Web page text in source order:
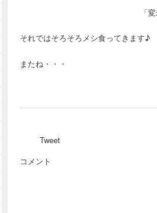
「
それではそろそろメシ食ってきます
またね・・・
Tweet
コメント